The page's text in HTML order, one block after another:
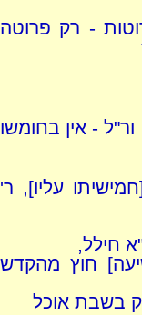
- רק פרוטה
ור"ל - אין בחומשו
עליו], ר'
חילל,
חוץ מהקדש
בשבת אוכל